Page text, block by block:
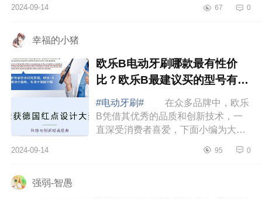
斯欧乐电动牙刷怎么样 鲁斯欧乐
2024-09-14 67 0
幸福的小猪
欧乐B电动牙刷哪款最有性价
比？欧乐B最建议买的型号有哪
些
#电动牙刷#
在众多品牌中，欧乐
B凭借其优秀的品质和创新技术，一
直深受消费者喜爱，下面小编为大家
比？欧乐B最建议买的型号有哪
2024-09-14 95 0
强弱-智愚